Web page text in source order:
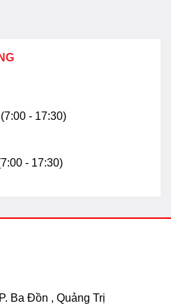
(7:00 - 17:30)
- 17:30)
Ba Đồn , Quảng Trị